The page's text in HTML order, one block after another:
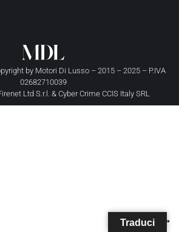
by Motori Di Lusso– 2015 – 2025 – P.IVA
02682710039
Ltd S.r.l. & Cyber Crime CCIS Italy SRL
Traduci